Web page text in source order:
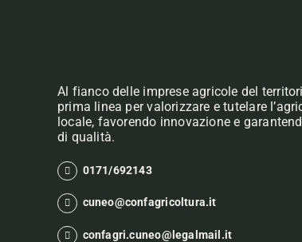
Al fianco delle imprese agricole del
prima linea per valorizzare e tutelare
locale, favorendo innovazione e
di qualità.
0171/692143
cuneo@confagricoltura.it
confagri.cuneo@legalmail.it